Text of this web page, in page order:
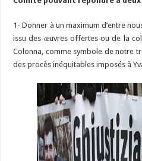
1- Donner à un maximum d’entre
issu des œuvres offertes ou de la
Colonna, comme symbole de notre
des procès inéquitables imposés à